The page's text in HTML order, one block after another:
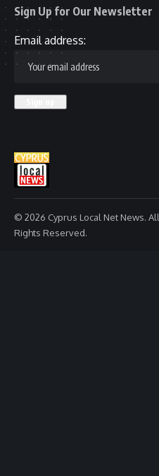
Sign Up for Our Newsletter
Email address:
© 2026 Cyprus Local Net News. All
Rights Reserved.